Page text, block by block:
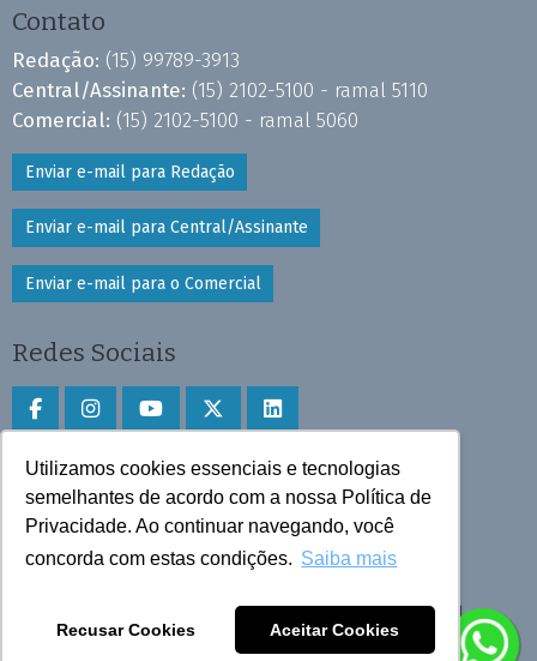
Utilizamos cookies essenciais e tecnologias
semelhantes de acordo com a nossa Política de
Privacidade. Ao continuar navegando, você
concorda com estas condições. Saiba mais
Recusar Cookies Aceitar Cookies
Contato
Redação: (15) 99789-3913
Central/Assinante: (15) 2102-5100 - ramal 5110
Comercial: (15) 2102-5100 - ramal 5060
Enviar e-mail para Redação
Enviar e-mail para Central/Assinante
Enviar e-mail para o Comercial
Redes Sociais
Faça download do aplicativo
Play Store e App Store
Todos os direitos reservados © 2025 Cruzeiro do Sul